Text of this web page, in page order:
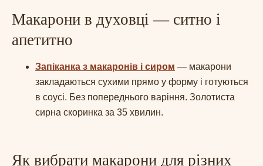
Макарони в духовці — ситно і
апетитно
Запіканка з макаронів і сиром — макарони
закладаються сухими прямо у форму і готуються
в соусі. Без попереднього варіння. Золотиста
сирна скоринка за 35 хвилин.
Як вибрати макарони для різних